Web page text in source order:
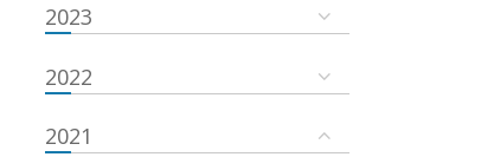
2023
2022
2021